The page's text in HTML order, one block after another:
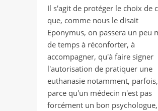
Il s'agit de protéger le choix de
que, comme nous le disait
Eponymus, on passera un peu
de temps à réconforter, à
accompagner, qu'à faire signer
l'autorisation de pratiquer une
euthanasie notamment, parfois,
parce qu'un médecin n'est pas
forcément un bon